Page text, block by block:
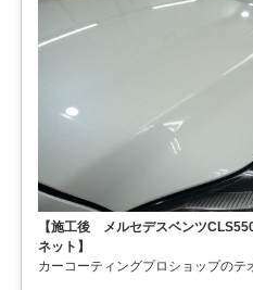
【施工後 メルセデスベンツ
ネット】
カーコーティングプロショップのテ